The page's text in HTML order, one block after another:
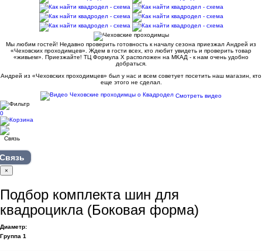
Мы любим гостей! Недавно проверить готовность к началу сезона приезжал Андрей из
«Чеховских проходимцев». Ждем в гости всех, кто любит увидеть и проверить товар
«живьем». Приезжайте! ТЦ Формула Х расположен на МКАД - к нам очень удобно
добраться.
Андрей из «Чеховских проходимцев» был у нас и всем советует посетить наш магазин, кто
еще этого не сделал.
Смотреть видео
0
×
Подбор комплекта шин для
квадроцикла (Боковая форма)
Диаметр:
Группа 1